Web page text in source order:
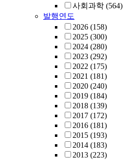
사회과학 (564)
발행연도
2026 (158)
2025 (300)
2024 (280)
2023 (292)
2022 (175)
2021 (181)
2020 (240)
2019 (184)
2018 (139)
2017 (172)
2016 (181)
2015 (193)
2014 (183)
2013 (223)